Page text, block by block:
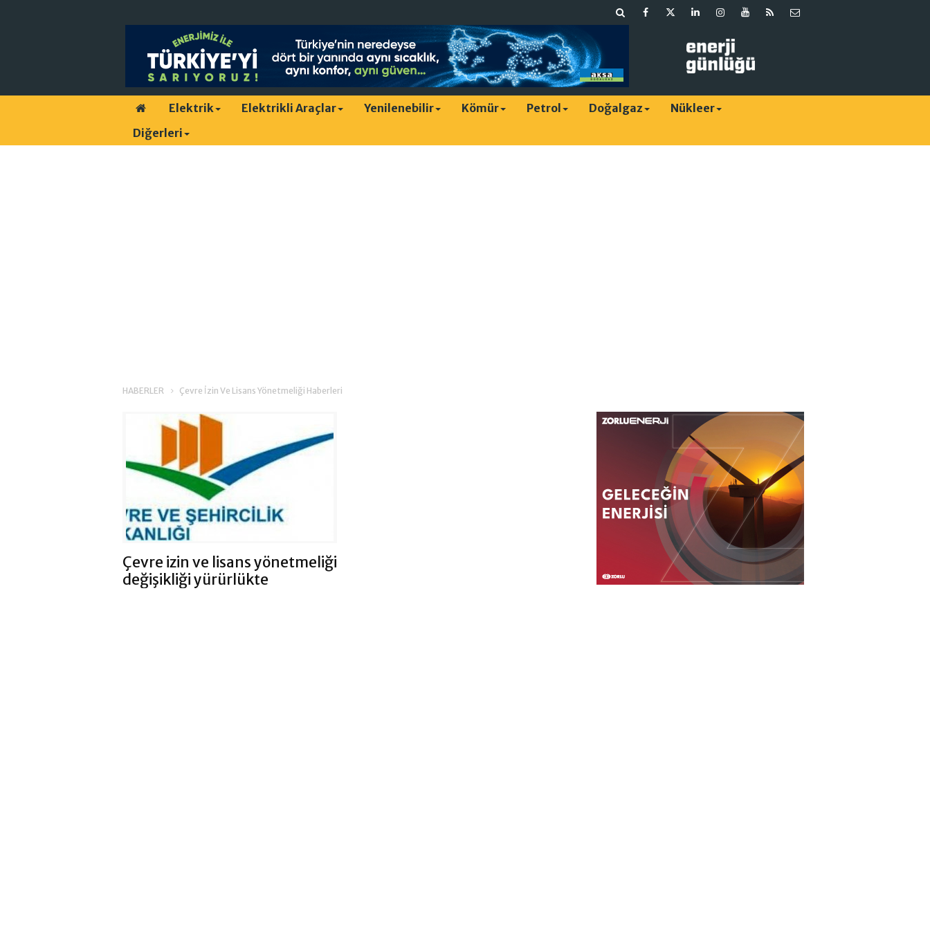
Elektrik Elektrikli Araçlar Yenilenebilir Kömür Petrol Doğalgaz
Nükleer
Diğerleri
HABERLER Çevre İzin Ve Lisans Yönetmeliği Haberleri
Çevre izin ve lisans yönetmeliği
değişikliği yürürlükte